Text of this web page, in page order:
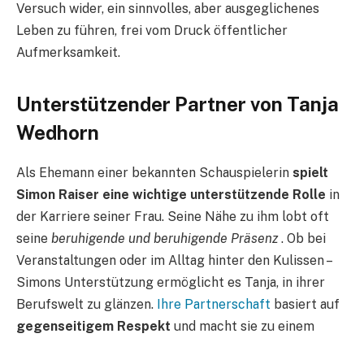
Versuch wider, ein sinnvolles, aber ausgeglichenes
Leben zu führen, frei vom Druck öffentlicher
Aufmerksamkeit.
Unterstützender Partner von Tanja
Wedhorn
Als Ehemann einer bekannten Schauspielerin spielt
Simon Raiser eine wichtige unterstützende Rolle in
der Karriere seiner Frau. Seine Nähe zu ihm lobt oft
seine beruhigende und beruhigende Präsenz. Ob bei
Veranstaltungen oder im Alltag hinter den Kulissen –
Simons Unterstützung ermöglicht es Tanja, in ihrer
Berufswelt zu glänzen. Ihre Partnerschaft basiert auf
gegenseitigem Respekt und macht sie zu einem